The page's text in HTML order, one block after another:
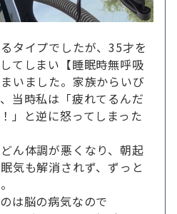
タイプでしたが、35才を
てしまい【睡眠時無呼吸
いました。家族からいび
当時私は「疲れてるんだ
」と逆に怒ってしまった
ん体調が悪くなり、朝起
気も解消されず、ずっと
は脳の病気なので